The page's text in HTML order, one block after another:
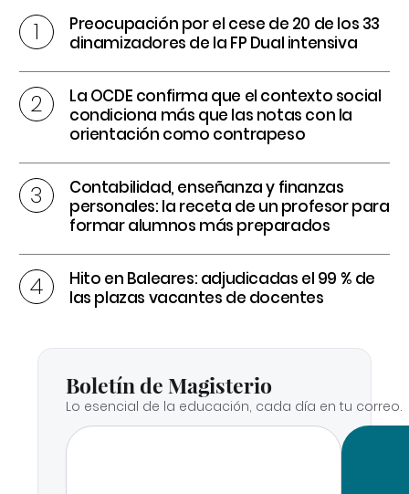
Preocupación por el cese de 20 de los 33
dinamizadores de la FP Dual intensiva
La OCDE confirma que el contexto social
condiciona más que las notas con la
orientación como contrapeso
Contabilidad, enseñanza y finanzas
personales: la receta de un profesor para
formar alumnos más preparados
Hito en Baleares: adjudicadas el 99 % de
las plazas vacantes de docentes
Boletín de Magisterio
Lo esencial de la educación, cada día en tu correo.